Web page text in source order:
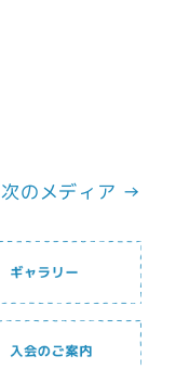
次のメディア →